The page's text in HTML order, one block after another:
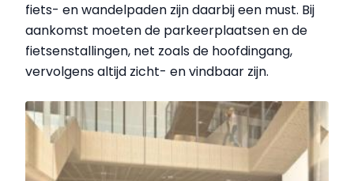
fiets- en wandelpaden zijn daarbij een must. Bij
aankomst moeten de parkeerplaatsen en de
fietsenstallingen, net zoals de hoofdingang,
vervolgens altijd zicht- en vindbaar zijn.